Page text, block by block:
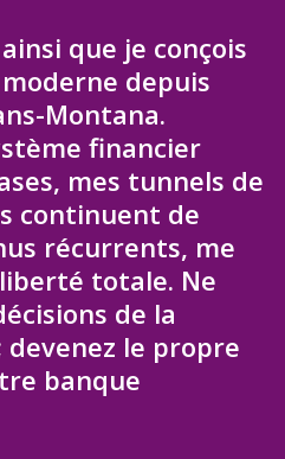
que je conçois
depuis
Montana.
financier
mes tunnels de
continuent de
récurrents, me
totale. Ne
de la
devenez le propre
banque